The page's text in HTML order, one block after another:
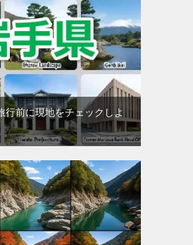
行前に現地をチェックしよ